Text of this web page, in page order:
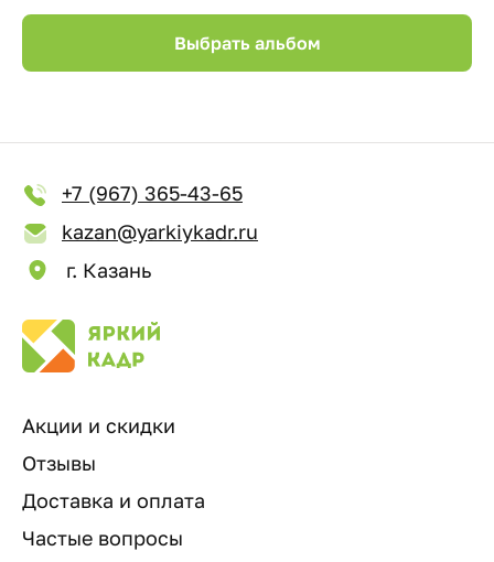
Выбрать альбом
+7 (967) 365-43-65
kazan@yarkiykadr.ru
г. Казань
Акции и скидки
Отзывы
Доставка и оплата
Частые вопросы